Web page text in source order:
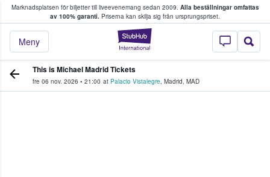
Marknadsplatsen för biljetter till liveevenemang sedan 2009. Alla beställningar omfattas
av 100% garanti. Priserna kan skilja sig från ursprungspriset.
StubHub – där
Meny
köper och säljer biljetter.
This is Michael Madrid Tickets
fre 06 nov. 2026 • 21:00 at Palacio Vistalegre, Madrid, MAD